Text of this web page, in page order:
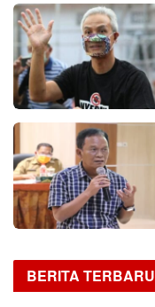
BERITA TERBARU